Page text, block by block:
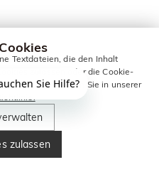
Textdateien, die den Inhalt
zulassen oder die Cookie-
erhalten Sie in unserer
zulassen